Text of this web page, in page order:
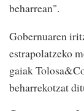
beharrean".
Gobernuaren
estrapolatzeko
gaiak
beharrekotzat